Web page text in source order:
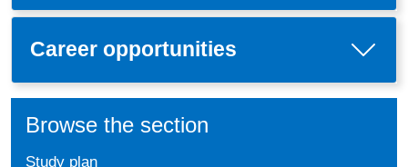
Career opportunities
Browse the section
Study plan